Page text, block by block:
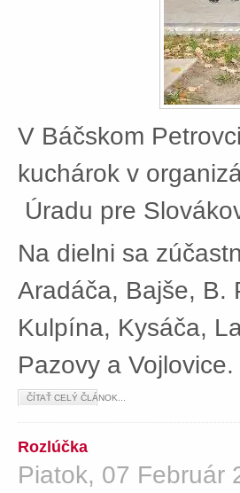
V Báčskom
kuchárok v
Úradu pre
Na dielni sa
Aradáča, Bajše, B.
Kulpína, Kysáča,
Pazovy a Vojlovice.
ČÍTAŤ CELÝ ČLÁNOK...
Rozlúčka
Piatok, 07 Február